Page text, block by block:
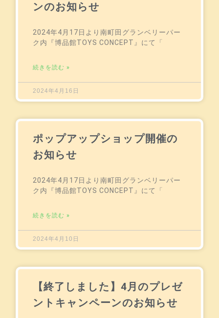
ンのお知らせ
2024年4月17日より南町田グランベリーパー
ク内『博品館TOYS CONCEPT』にて「
続きを読む »
2024年4月16日
ポップアップショップ開催の
お知らせ
2024年4月17日より南町田グランベリーパー
ク内『博品館TOYS CONCEPT』にて「
続きを読む »
2024年4月10日
【終了しました】4月のプレゼ
ントキャンペーンのお知らせ